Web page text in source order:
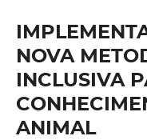
NOVA
INCLUSIVA
ANIMAL